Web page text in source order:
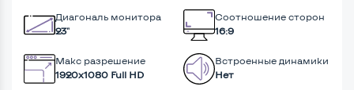
Диагональ монитора
23"
Соотношение сторон
16:9
Макс разрешение
1920x1080 Full HD
Встроенные динамики
Нет